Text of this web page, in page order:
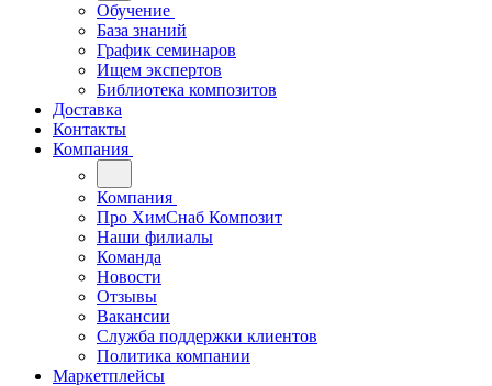
Обучение
База знаний
График семинаров
Ищем экспертов
Библиотека композитов
Доставка
Контакты
Компания
Компания
Про ХимСнаб Композит
Наши филиалы
Команда
Новости
Отзывы
Вакансии
Служба поддержки клиентов
Политика компании
Маркетплейсы